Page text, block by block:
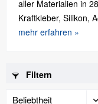
aller Materialien in
Kraftkleber, Silikon,
mehr erfahren »
Filtern